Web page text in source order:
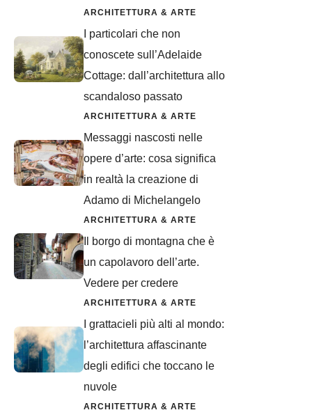
ARCHITETTURA & ARTE
I particolari che non
conoscete sull’Adelaide
Cottage: dall’architettura allo
scandaloso passato
ARCHITETTURA & ARTE
Messaggi nascosti nelle
opere d’arte: cosa significa
in realtà la creazione di
Adamo di Michelangelo
ARCHITETTURA & ARTE
Il borgo di montagna che è
un capolavoro dell’arte.
Vedere per credere
ARCHITETTURA & ARTE
I grattacieli più alti al mondo:
l’architettura affascinante
degli edifici che toccano le
nuvole
ARCHITETTURA & ARTE